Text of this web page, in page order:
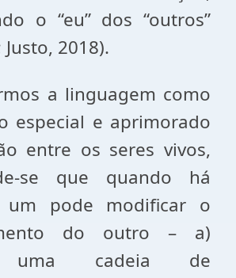
o “eu” dos “outros”
2018).
a linguagem como
especial e aprimorado
entre os seres vivos,
se que quando há
um pode modificar o
do outro – a)
uma cadeia de